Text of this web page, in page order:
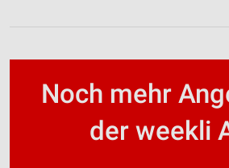
Noch mehr
der weekli